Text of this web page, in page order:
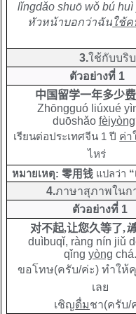
lǐngdǎo shuō wǒ bú huì
หัวหน้าบอกว่าฉันใช้
3.ใช้กับบริ
ตัวอย่างที่ 1
中国留学一年多少
Zhōngguó liúxué
duōshǎo fèiyòng
เรียนต่อประเทศจีน 1ปี ค่า
ไหร่
หมายเหตุ:零用钱 แปลว่า
4.ภาษาสุภาพในก
ตัวอย่างที่ 1
对不起,让您久等了,请
duìbuqǐ, ràng nín jiǔ
qǐng yòng chá.
ขอโทษ(ครับ/ค่ะ) ทำให้
เลย
เชิญดื่มชา(ครับ/